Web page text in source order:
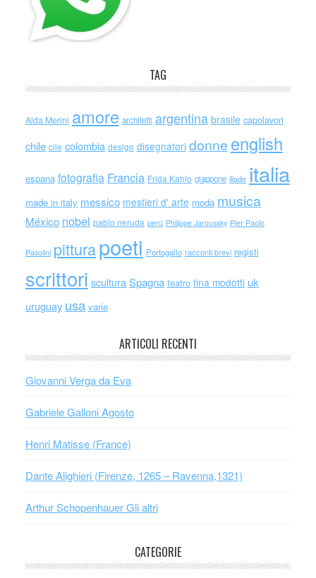
TAG
Alda Merini amore architetti argentina brasile capolavori
chile cile colombia design disegnatori donne english
espana fotografia Francia Frida Kahlo giappone iliade italia
made in italy messico mestieri d' arte moda musica
México nobel pablo neruda perù Philippe Jaroussky Pier Paolo
Pasolini pitturapoeti Portogallo racconti brevi registi
scrittori scultura Spagna teatro tina modotti uk
uruguay usa varie
ARTICOLI RECENTI
Giovanni Verga da Eva
Gabriele Galloni Agosto
Henri Matisse (France)
Dante Alighieri (Firenze, 1265 – Ravenna,1321)
Arthur Schopenhauer Gli altri
CATEGORIE